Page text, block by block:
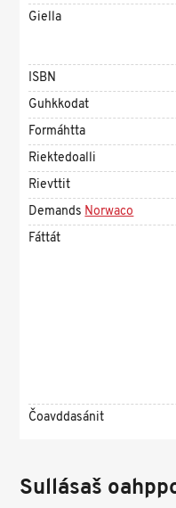
Giella
ISBN
Guhkkodat
Formáhtta
Riektedoalli
Rievttit
DemandsNorwaco
Fáttát
Čoavddasánit
Sullásaš